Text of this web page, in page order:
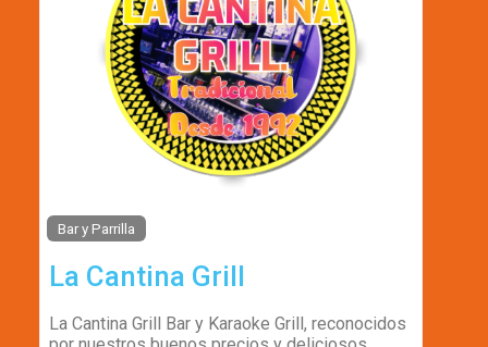
Bar y Parrilla
La Cantina Grill
La Cantina Grill Bar y Karaoke Grill, reconocidos